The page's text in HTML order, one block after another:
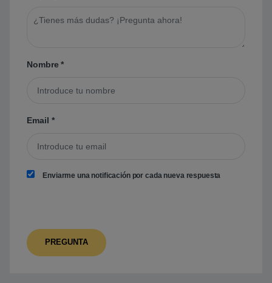
Nombre*
Email *
Enviarme una notificación por cada nueva respuesta